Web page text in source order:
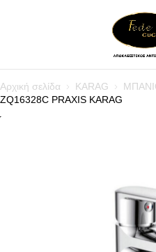
Αρχική σελίδα KARAG
ZQ16328C PRAXIS KARAG